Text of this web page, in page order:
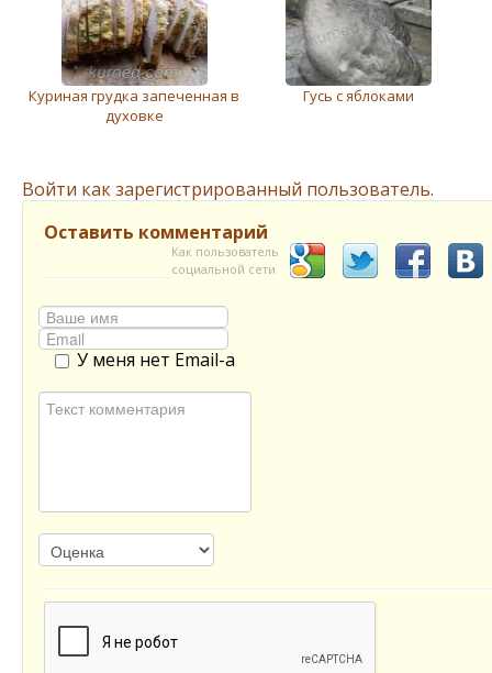
Куриная грудка запеченная в
духовке
Гусь с яблоками
Войти как зарегистрированный пользователь.
Оставить комментарий
Как пользователь
социальной сети
У меня нет Email-а